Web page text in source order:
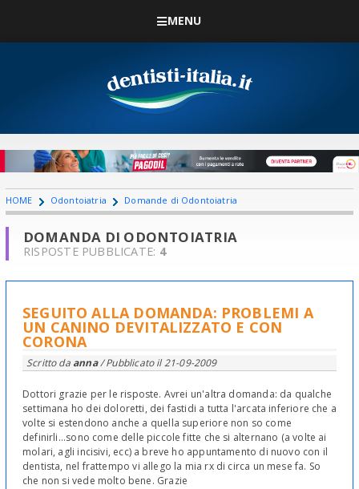
MENU
HOME Odontoiatria Domande di Odontoiatria
DOMANDA DI ODONTOIATRIA
RISPOSTE PUBBLICATE: 4
SEGUITO ALLA DOMANDA: PROBLEMI A
UN CANINO DEVITALIZZATO E CON
CORONA
Scritto da anna/ Pubblicato il21-09-2009
Dottori grazie per le risposte. Avrei un'altra domanda: da qualche
settimana ho dei doloretti, dei fastidi a tutta l'arcata inferiore che a
volte si estendono anche a quella superiore non so come
definirli...sono come delle piccole fitte che si alternano (a volte ai
molari, agli incisivi, ecc) a breve ho appuntamento di nuovo con il
dentista, nel frattempo vi allego la mia rx di circa un mese fa. So
che non si vede molto bene. Grazie